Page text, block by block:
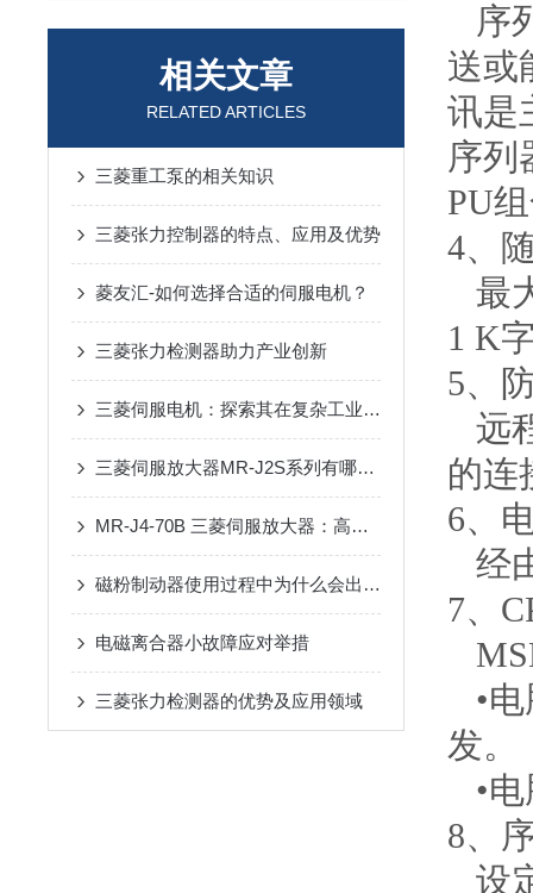
相关文章
RELATED ARTICLES
三菱重工泵的相关知识
三菱张力控制器的特点、应用及优势
菱友汇-如何选择合适的伺服电机？
三菱张力检测器助力产业创新
三菱伺服电机：探索其在复杂工业应用中的高性能表现与创新技术
三菱伺服放大器MR-J2S系列有哪些特点？
MR-J4-70B 三菱伺服放大器：高性能、高可靠性的控制系统
磁粉制动器使用过程中为什么会出现异响？
电磁离合器小故障应对举措
三菱张力检测器的优势及应用领域
序
送或
讯是
序列
PU
4、
最
1 K
5、
远
的连
6、
经
7、
•
发。
•
8、
设